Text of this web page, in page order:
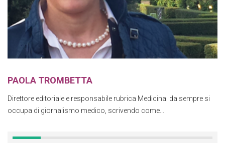
PAOLA TROMBETTA
Direttore editoriale e responsabile rubrica Medicina: da sempre si
occupa di giornalismo medico, scrivendo come...